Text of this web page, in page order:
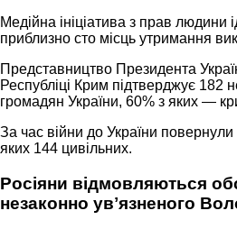
Медійна ініціатива з прав людини
приблизно сто місць утримання
Представництво Президента
Республіці Крим підтверджує 182
громадян України, 60% з яких —
За час війни до України
яких 144 цивільних.
Росіяни відмовляються
незаконно увʼязненого